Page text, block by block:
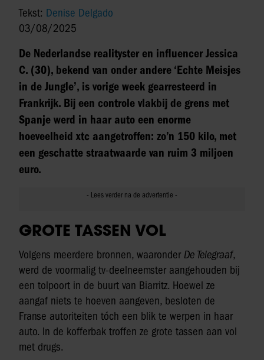
Tekst: Denise Delgado
03/08/2025
De Nederlandse realityster en influencer Jessica
C. (30), bekend van onder andere ‘Echte Meisjes
in de Jungle’, is vorige week gearresteerd in
Frankrijk. Bij een controle vlakbij de grens met
Spanje werd in haar auto een enorme
hoeveelheid xtc aangetroffen: zo’n 150 kilo, met
een geschatte straatwaarde van ruim 3 miljoen
euro.
GROTE TASSEN VOL
Volgens meerdere bronnen, waaronder De Telegraaf,
werd de voormalig tv-deelneemster aangehouden bij
een tolpoort in de buurt van Biarritz. Hoewel ze
aangaf niets te hoeven aangeven, besloten de
Franse autoriteiten tóch een blik te werpen in haar
auto. In de kofferbak troffen ze grote tassen aan vol
met drugs.